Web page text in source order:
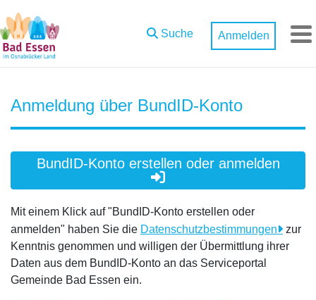
Zum Hauptinhalt springen
Suche
Anmelden
Anmeldung über BundID-Konto
BundID-Konto erstellen oder anmelden
Mit einem Klick auf "BundID-Konto erstellen oder
anmelden" haben Sie die Datenschutzbestimmungen
zur
Kenntnis genommen und willigen der Übermittlung ihrer
Daten aus dem BundID-Konto an das Serviceportal
Gemeinde Bad Essen ein.